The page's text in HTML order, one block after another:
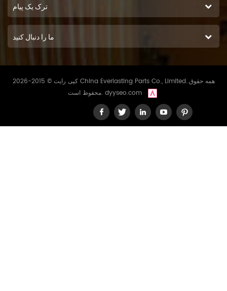
ترک یک پیام
ما را دنبال کنید
کپی رایت © 2015-2026 China Everlasting Parts Co., Limited..همه حقوق
محفوظ است. dyyseo.com